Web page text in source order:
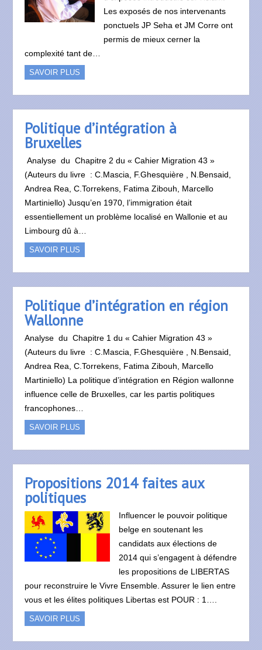
Les exposés de nos intervenants
ponctuels JP Seha et JM Corre ont
permis de mieux cerner la
complexité tant de…
SAVOIR PLUS
Politique d’intégration à
Bruxelles
Analyse du Chapitre 2 du « Cahier Migration 43 »
(Auteurs du livre : C.Mascia, F.Ghesquière , N.Bensaid,
Andrea Rea, C.Torrekens, Fatima Zibouh, Marcello
Martiniello) Jusqu’en 1970, l’immigration était
essentiellement un problème localisé en Wallonie et au
Limbourg dû à…
SAVOIR PLUS
Politique d’intégration en région
Wallonne
Analyse du Chapitre 1 du « Cahier Migration 43 »
(Auteurs du livre : C.Mascia, F.Ghesquière , N.Bensaid,
Andrea Rea, C.Torrekens, Fatima Zibouh, Marcello
Martiniello) La politique d’intégration en Région wallonne
influence celle de Bruxelles, car les partis politiques
francophones…
SAVOIR PLUS
Propositions 2014 faites aux
politiques
Influencer le pouvoir politique
belge en soutenant les
candidats aux élections de
2014 qui s’engagent à défendre
les propositions de LIBERTAS
pour reconstruire le Vivre Ensemble. Assurer le lien entre
vous et les élites politiques Libertas est POUR : 1….
SAVOIR PLUS